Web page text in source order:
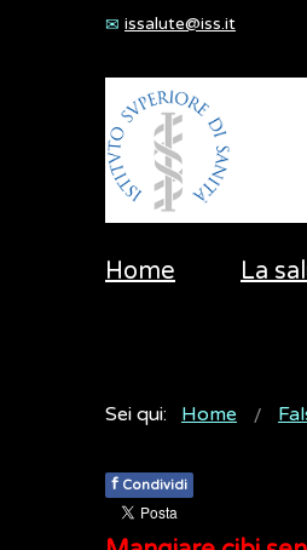
issalute@iss.it
Home La
Sei qui: Home
f Condividi